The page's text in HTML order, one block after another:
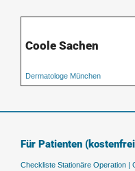
Coole Sachen
Dermatologe München
Für Patienten
Checkliste Stationäre Operation |